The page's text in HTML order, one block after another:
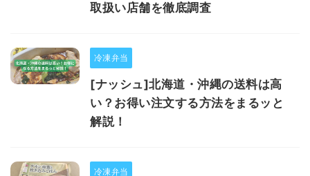
取扱い店舗を徹底調査
冷凍弁当
[ナッシュ]北海道・沖縄の送料は高
い？お得い注文する方法をまるッと
解説！
冷凍弁当